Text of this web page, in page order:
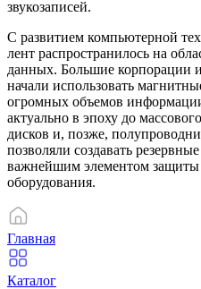
звукозаписей.
С развитием компьютерной
лент распространилось на
данных. Большие корпорации
начали использовать
огромных объемов
актуально в эпоху до
дисков и, позже,
позволяли создавать
важнейшим элементом защиты
оборудования.
Главная
Каталог